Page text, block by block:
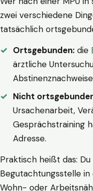
zwei verschiedene
tatsächlich
Ortsgebunden: die
ärztliche
Nicht
Ursachenarbeit,
Gesprächstraining
Adresse.
Praktisch heißt das:
Begutachtungsstelle in
Wohn- oder